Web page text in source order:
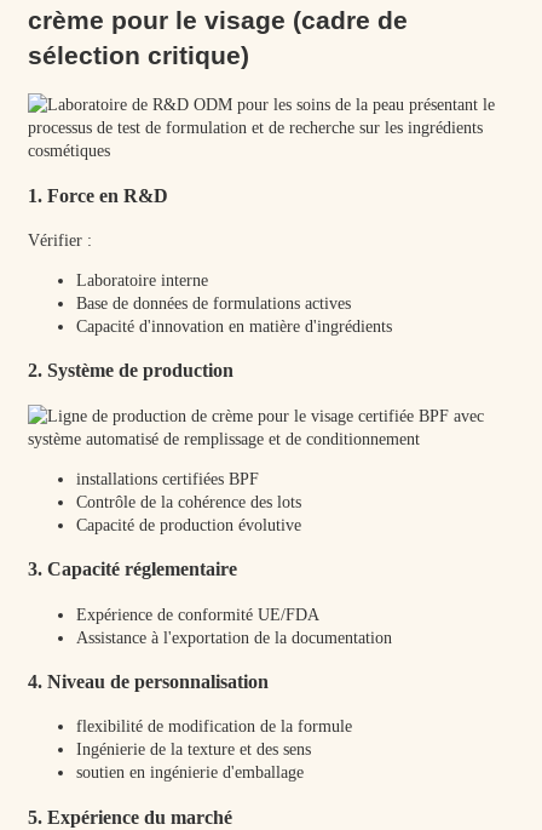
crème pour le visage (cadre de
sélection critique)
1. Force en R&D
Vérifier :
Laboratoire interne
Base de données de formulations actives
Capacité d'innovation en matière d'ingrédients
2. Système de production
installations certifiées BPF
Contrôle de la cohérence des lots
Capacité de production évolutive
3. Capacité réglementaire
Expérience de conformité UE/FDA
Assistance à l'exportation de la documentation
4. Niveau de personnalisation
flexibilité de modification de la formule
Ingénierie de la texture et des sens
soutien en ingénierie d'emballage
5. Expérience du marché